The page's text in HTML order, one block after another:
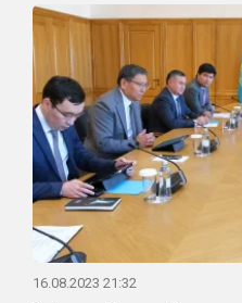
16.08.2023 21:32